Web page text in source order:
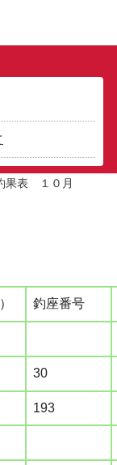
果表 １０月
釣座番号
30
193